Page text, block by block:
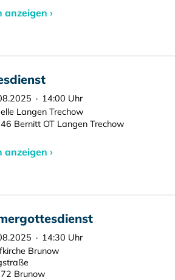
anzeigen ›
· 14:00 Uhr
Langen Trechow
Bernitt OT Langen Trechow
anzeigen ›
· 14:30 Uhr
Brunow
Brunow